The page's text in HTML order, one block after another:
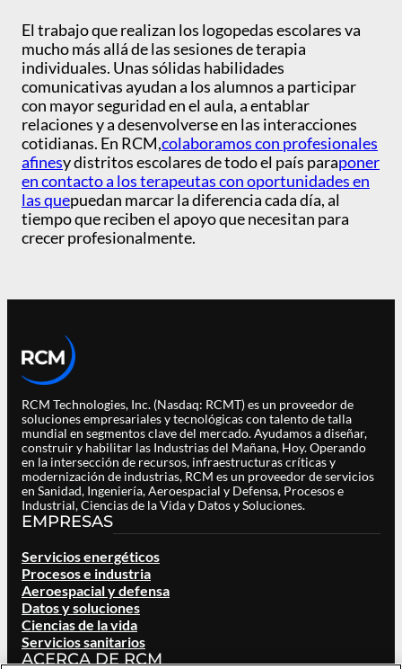
El trabajo que realizan los logopedas escolares va
mucho más allá de las sesiones de terapia
individuales. Unas sólidas habilidades
comunicativas ayudan a los alumnos a participar
con mayor seguridad en el aula, a entablar
relaciones y a desenvolverse en las interacciones
cotidianas. En RCM,colaboramos con profesionales
afinesy distritos escolares de todo el país paraponer
en contacto a los terapeutas con oportunidades en
las quepuedan marcar la diferencia cada día, al
tiempo que reciben el apoyo que necesitan para
crecer profesionalmente.
RCM Technologies, Inc. (Nasdaq: RCMT) es un proveedor de
soluciones empresariales y tecnológicas con talento de talla
mundial en segmentos clave del mercado. Ayudamos a diseñar,
construir y habilitar las Industrias del Mañana, Hoy. Operando
en la intersección de recursos, infraestructuras críticas y
modernización de industrias, RCM es un proveedor de servicios
en Sanidad, Ingeniería, Aeroespacial y Defensa, Procesos e
Industrial, Ciencias de la Vida y Datos y Soluciones.
EMPRESAS
Servicios energéticos
Procesos e industria
Aeroespacial y defensa
Datos y soluciones
Ciencias de la vida
Servicios sanitarios
ACERCA DE RCM